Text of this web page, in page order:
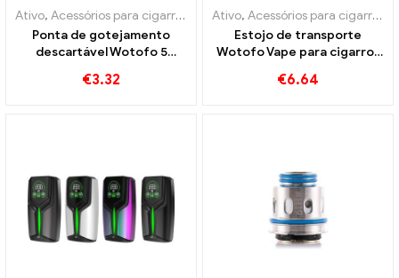
Ativo, Acessórios para cigarros eletrônicos
Ponta de gotejamento
descartável Wotofo 5
eletrônicos no atacado丨
€3.32
Ativo, Acessórios para cigarros eletrônicos
Estojo de transporte
Wotofo Vape para cigarros
Personalizado
€6.64